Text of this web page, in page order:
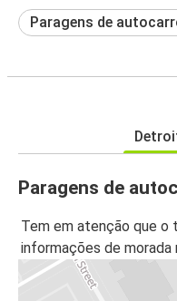
Paragens de
Paragens de
Tem em atenção que
informações de morada